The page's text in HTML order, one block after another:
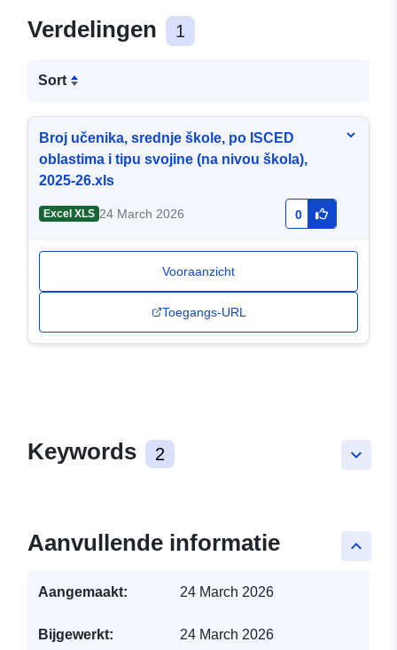
Verdelingen 1
Sort
Broj učenika, srednje škole, po ISCED
oblastima i tipu svojine (na nivou škola),
2025-26.xls
Excel XLS 24 March 2026 0
Vooraanzicht
Toegangs-URL
keyboard_arrow_down
Keywords 2
keyboard_arrow_up
Aanvullende informatie
Aangemaakt: 24 March 2026
Bijgewerkt: 24 March 2026